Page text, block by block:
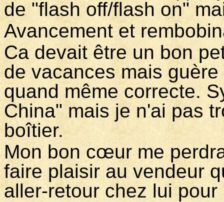
de "flash off/flash on"
Avancement et
Ca devait être un bon
de vacances mais
quand même correcte.
China" mais je n'ai pas
boîtier.
Mon bon cœur me
faire plaisir au vendeur
aller-retour chez lui